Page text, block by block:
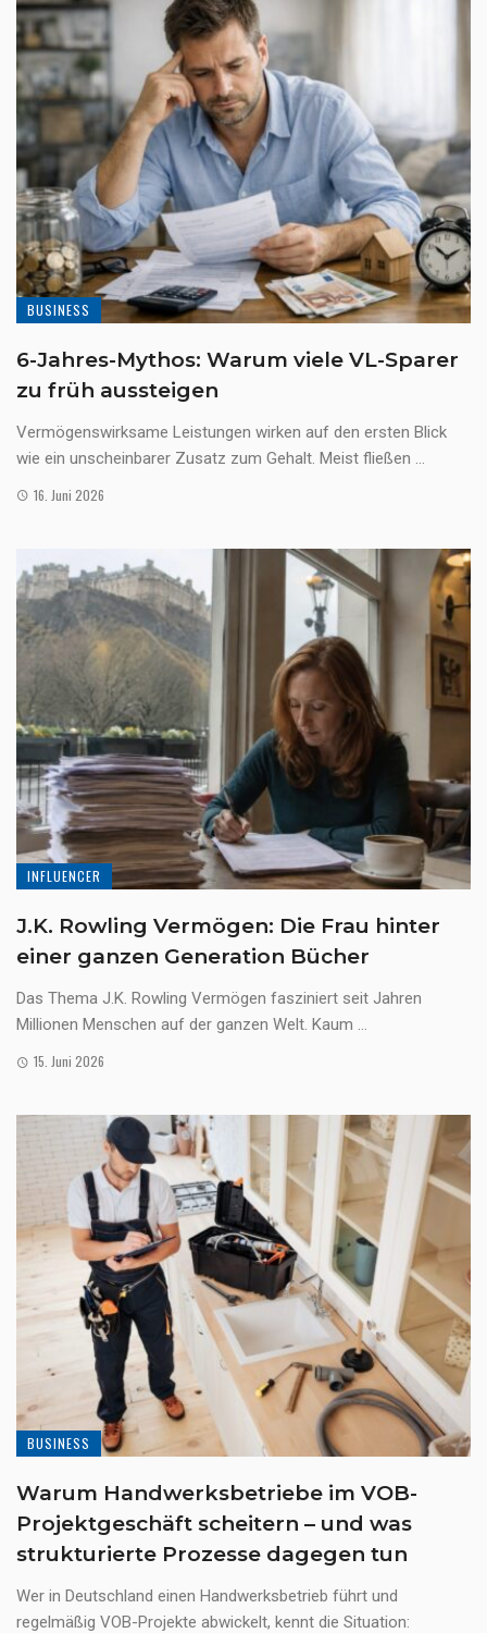
BUSINESS
6-Jahres-Mythos: Warum viele VL-Sparer
zu früh aussteigen
Vermögenswirksame Leistungen wirken auf den ersten Blick
wie ein unscheinbarer Zusatz zum Gehalt. Meist fließen ...
16. Juni 2026
INFLUENCER
J.K. Rowling Vermögen: Die Frau hinter
einer ganzen Generation Bücher
Das Thema J.K. Rowling Vermögen fasziniert seit Jahren
Millionen Menschen auf der ganzen Welt. Kaum ...
15. Juni 2026
BUSINESS
Warum Handwerksbetriebe im VOB-
Projektgeschäft scheitern – und was
strukturierte Prozesse dagegen tun
Wer in Deutschland einen Handwerksbetrieb führt und
regelmäßig VOB-Projekte abwickelt, kennt die Situation: